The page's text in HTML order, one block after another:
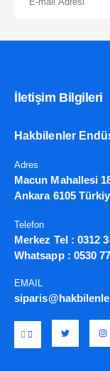
İletişim Bilgileri
Hakbilenler
Adres
Macun Mahallesi
Ankara 6105
Telefon
Merkez Tel : 0312
Whatsapp : 0530
EMAIL